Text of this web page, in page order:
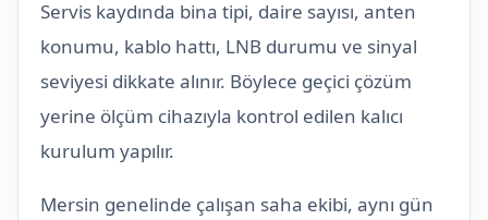
Servis kaydında bina tipi, daire sayısı, anten
konumu, kablo hattı, LNB durumu ve sinyal
seviyesi dikkate alınır. Böylece geçici çözüm
yerine ölçüm cihazıyla kontrol edilen kalıcı
kurulum yapılır.
Mersin genelinde çalışan saha ekibi, aynı gün